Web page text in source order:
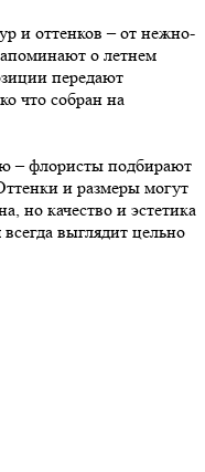
и оттенков – от нежно-
о летнем
передают
что собран на
– флористы подбирают
и размеры могут
но качество и эстетика
выглядит цельно